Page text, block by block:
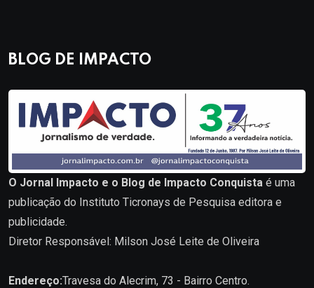
BLOG DE IMPACTO
O Jornal Impacto e o Blog de Impacto Conquista é uma
publicação do Instituto Ticronays de Pesquisa editora e
publicidade.
Diretor Responsável: Milson José Leite de Oliveira
Endereço:Travesa do Alecrim, 73 - Bairro Centro.